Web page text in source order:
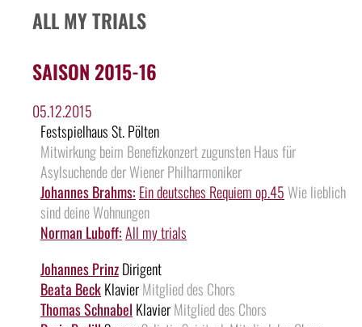
ALL MY TRIALS
SAISON 2015-16
05.12.2015
Festspielhaus St. Pölten
Mitwirkung beim Benefizkonzert zugunsten Haus für
Asylsuchende der Wiener Philharmoniker
Johannes Brahms: Ein deutsches Requiem op.45 Wie lieblich
sind deine Wohnungen
Norman Luboff:All my trials
Johannes PrinzDirigent
Beata BeckKlavierMitglied des Chors
Thomas Schnabel KlavierMitglied des Chors